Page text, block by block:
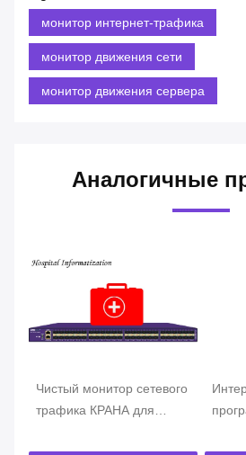
монитор интернет-трафика
монитор движения сети
монитор движения сервера
Аналогичные
Чистый монитор сетевого
трафика КРАНА для